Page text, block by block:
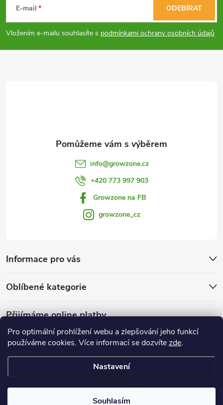
Pro optimální prohlížení webu a zlepšování jeho funkcí
používáme cookies. Více informací se dozvítezde.
Nastavení
Souhlasím
p
a
E-mail
Vložením e-mailu souhlasíte s podmínkami ochrany osobních údajů
ODEBÍRAT
info@growzone.cz
+420 773 997 903
Growzone na FB
growzone_cz
Informace pro vás
Oblíbené kategorie
Přijímáme online platby
nastavení cookies